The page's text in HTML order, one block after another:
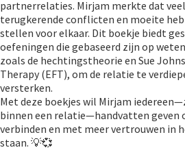
partnerrelaties. Mirjam merkte dat
terugkerende conflicten en moeite
stellen voor elkaar. Dit boekje biedt
oefeningen die gebaseerd zijn op
zoals de hechtingstheorie en Sue
Therapy (EFT), om de relatie te
versterken.
Met deze boekjes wil Mirjam
binnen een relatie—handvatten geven
verbinden en met meer vertrouwen in
staan. 💡💞